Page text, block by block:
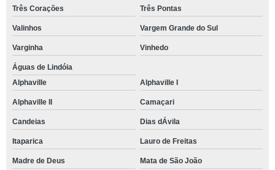
Três Corações Três Pontas
Valinhos Vargem Grande do Sul
Varginha Vinhedo
Águas de Lindóia
Alphaville
Alphaville I
Alphaville II Camaçari
Candeias Dias dÁvila
Itaparica Lauro de Freitas
Madre de Deus Mata de São João